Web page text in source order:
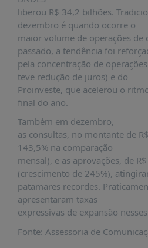
liberou R$ 34,2 bilhões.
dezembro é quando ocorre o
maior volume de operações de
passado, a tendência foi
pela concentração de
teve redução de juros) e do
Proinveste, que acelerou o
final do ano.
Também em dezembro,
as consultas, no montante de
143,5% na comparação
mensal), e as aprovações, de
(crescimento de 245%),
patamares recordes.
apresentaram taxas
expressivas de expansão
Fonte: Assessoria de